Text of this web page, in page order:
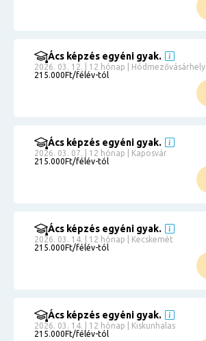
Ács képzés egyéni gyak.
2026. 03. 12. | 12 hónap | Hódmezővásárhely
215.000Ft/félév-tól
Ács képzés egyéni gyak.
2026. 03. 07. | 12 hónap | Kaposvár
215.000Ft/félév-tól
Ács képzés egyéni gyak.
2026. 03. 14. | 12 hónap | Kecskemét
215.000Ft/félév-tól
Ács képzés egyéni gyak.
2026. 03. 14. | 12 hónap | Kiskunhalas
215.000Ft/félév-tól